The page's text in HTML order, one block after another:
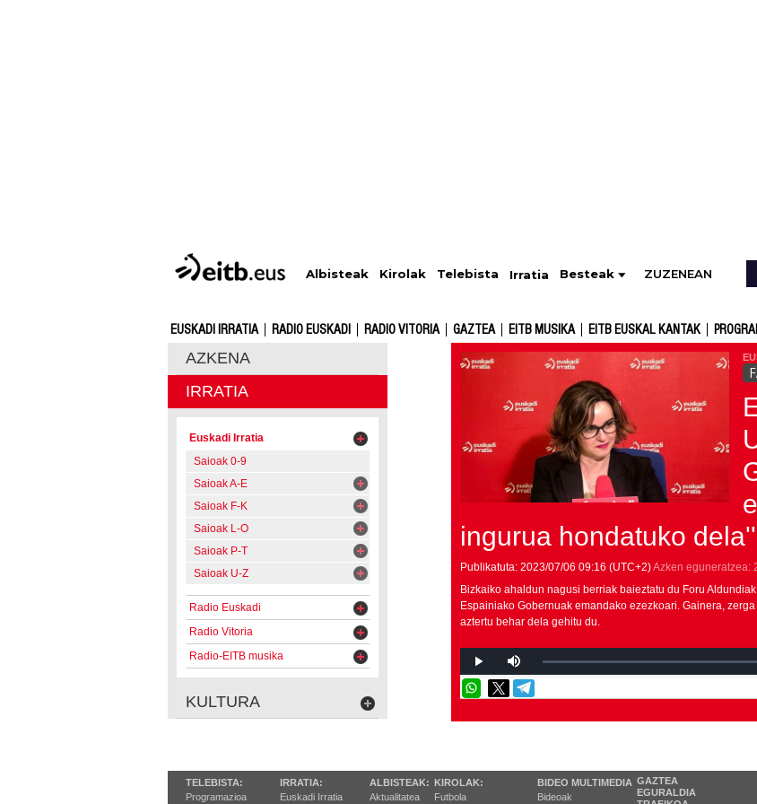
Albisteak Kirolak Telebista Irratia Besteak ZUZENEAN
EUSKADI IRRATIA RADIO EUSKADI RADIO VITORIA GAZTEA EITB MUSIKA EITB EUSKAL KANTAK
AZKENA
IRRATIA
Euskadi Irratia
Saioak 0-9
Saioak A-E
Saioak F-K
Saioak L-O
Saioak P-T
Saioak U-Z
Radio Euskadi
Radio Vitoria
Radio-EITB musika
KULTURA
ingurua hondatuko dela''
Publikatuta: 2023/07/06 09:16 (UTC+2)Azken eguneratzea:
Bizkaiko ahaldun nagusi berriak baieztatu du Foru
Espainiako Gobernuak emandako ezezkoari. Gainera,
aztertu behar dela gehitu du.
TELEBISTA:
Programazioa
IRRATIA:
Euskadi Irratia
ALBISTEAK:
Aktualitatea
KIROLAK:
Futbola
BIDEO MULTIMEDIA
Bideoak
GAZTEA
EGURALDIA